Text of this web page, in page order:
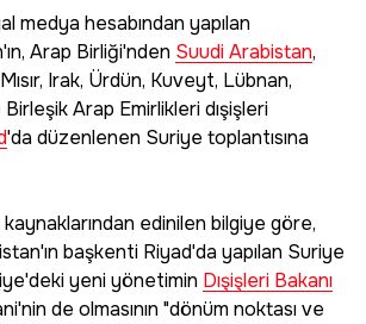
medya hesabından yapılan
Arap Birliği'nden Suudi Arabistan,
Irak, Ürdün, Kuveyt, Lübnan,
Arap Emirlikleri dışişleri
'da düzenlenen Suriye toplantısına
kaynaklarından edinilen bilgiye göre,
başkenti Riyad'da yapılan Suriye
yeni yönetimin Dışişleri Bakanı
de olmasının "dönüm noktası ve